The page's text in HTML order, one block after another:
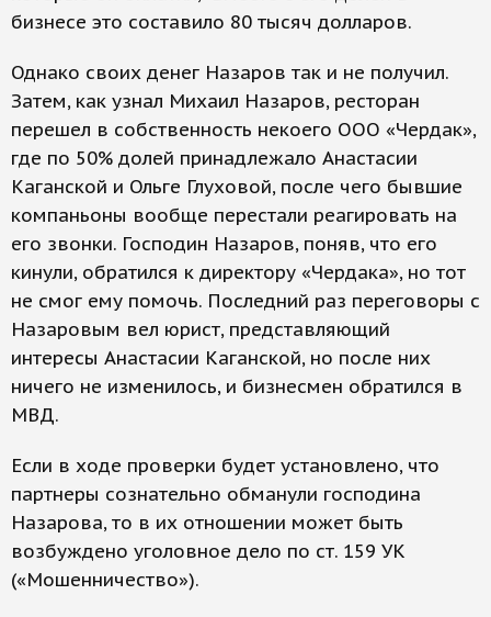
бизнесе это составило 80 тысяч долларов.
Однако своих денег Назаров так и не получил.
Затем, как узнал Михаил Назаров, ресторан
перешел в собственность некоего ООО «Чердак»,
где по 50% долей принадлежало Анастасии
Каганской и Ольге Глуховой, после чего бывшие
компаньоны вообще перестали реагировать на
его звонки. Господин Назаров, поняв, что его
кинули, обратился к директору «Чердака», но тот
не смог ему помочь. Последний раз переговоры с
Назаровым вел юрист, представляющий
интересы Анастасии Каганской, но после них
ничего не изменилось, и бизнесмен обратился в
МВД.
Если в ходе проверки будет установлено, что
партнеры сознательно обманули господина
Назарова, то в их отношении может быть
возбуждено уголовное дело по ст. 159 УК
(«Мошенничество»).